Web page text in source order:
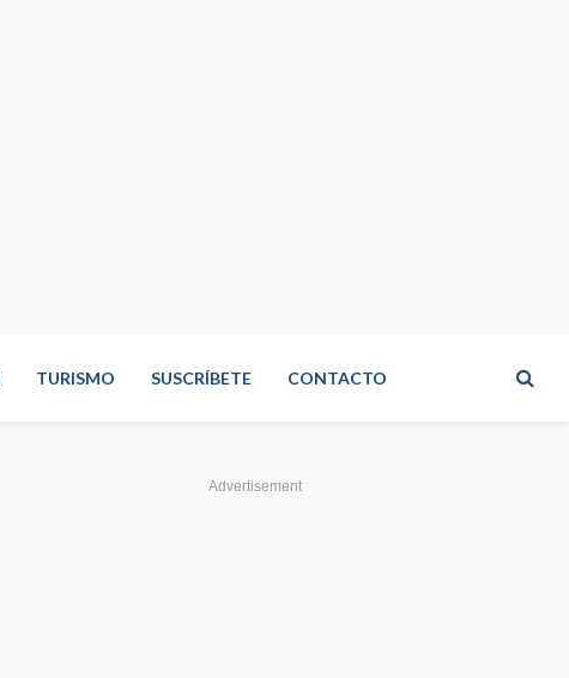
TURISMO SUSCRÍBETE CONTACTO
Advertisement